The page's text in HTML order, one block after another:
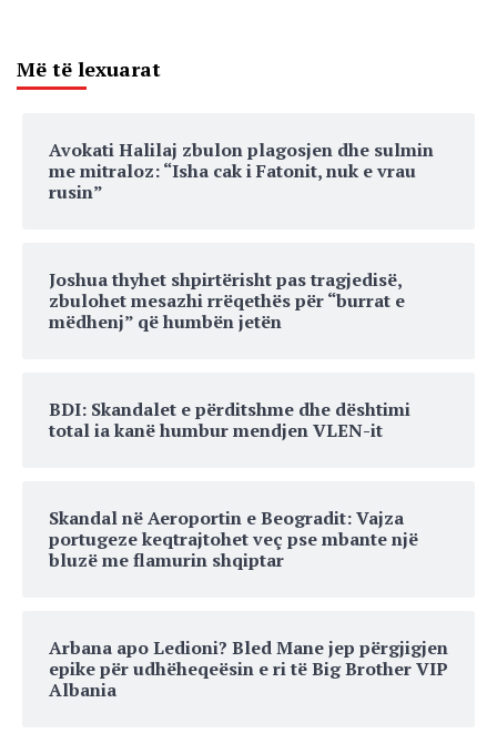
Më të lexuarat
Avokati Halilaj zbulon plagosjen dhe sulmin
me mitraloz: “Isha cak i Fatonit, nuk e vrau
rusin”
Joshua thyhet shpirtërisht pas tragjedisë,
zbulohet mesazhi rrëqethës për “burrat e
mëdhenj” që humbën jetën
BDI: Skandalet e përditshme dhe dështimi
total ia kanë humbur mendjen VLEN-it
Skandal në Aeroportin e Beogradit: Vajza
portugeze keqtrajtohet veç pse mbante një
bluzë me flamurin shqiptar
Arbana apo Ledioni? Bled Mane jep përgjigjen
epike për udhëheqeësin e ri të Big Brother VIP
Albania